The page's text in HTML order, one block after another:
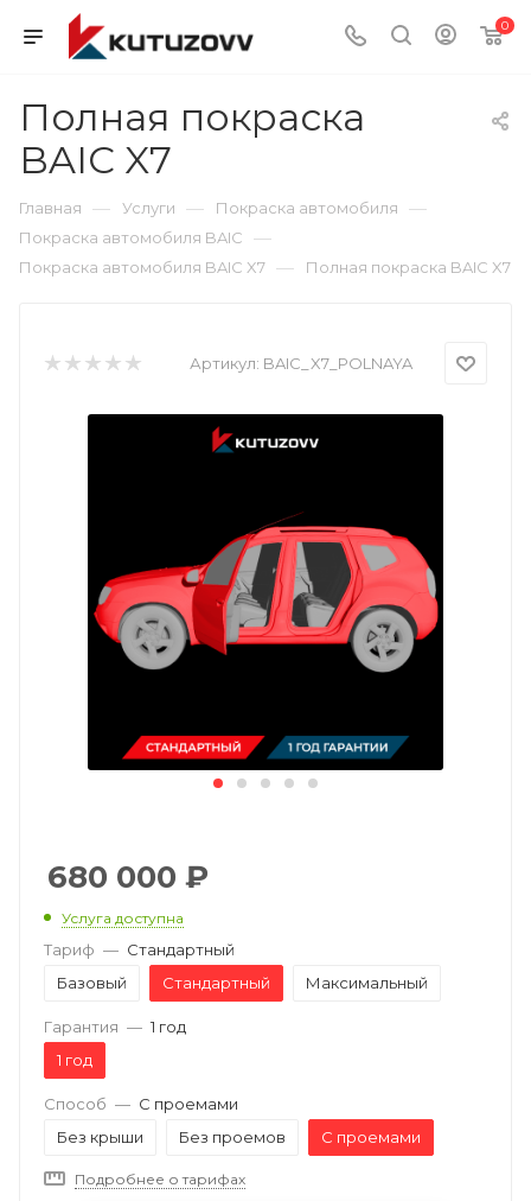
0
Полная покраска
BAIC X7
Главная — Услуги — Покраска автомобиля —
Покраска автомобиля BAIC —
Покраска автомобиля BAIC X7 — Полная покраска BAIC X7
Артикул: BAIC_X7_POLNAYA
680 000 ₽
Услуга доступна
Тариф — Стандартный
Базовый
Стандартный Максимальный
Гарантия — 1 год
1 год
Способ — С проемами
Без крыши
Без проемов С проемами
Подробнее о тарифах